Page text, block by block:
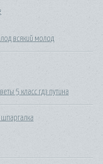
всякий молод
5 класс гдз путина
шпаргалка